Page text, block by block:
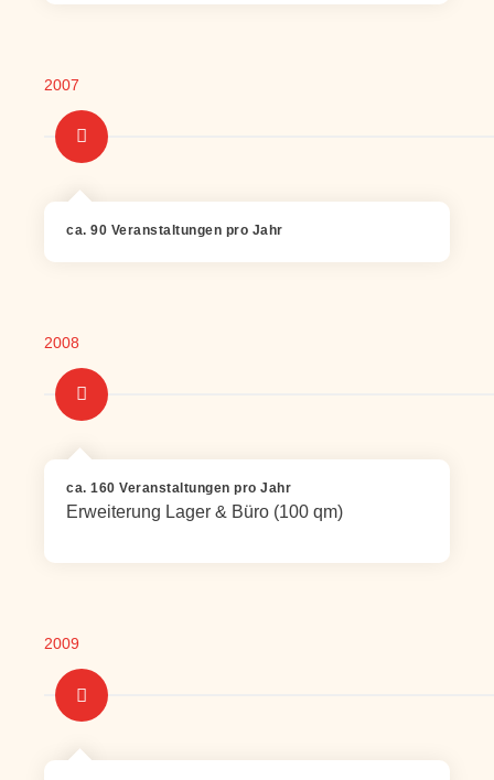
2007
ca. 90 Veranstaltungen pro Jahr
2008
ca. 160 Veranstaltungen pro Jahr
Erweiterung Lager & Büro (100 qm)
2009